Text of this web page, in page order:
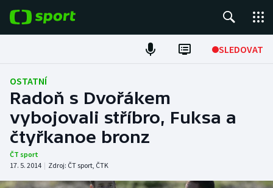
SLEDOVAT
Fotbal
Hokej
Tenis
Atletika
OSTATNÍ
Radoň s Dvořákem
vybojovali stříbro, Fuksa a
čtyřkanoe bronz
ČT sport
17. 5. 2014 | Zdroj: ČT sport, ČTK